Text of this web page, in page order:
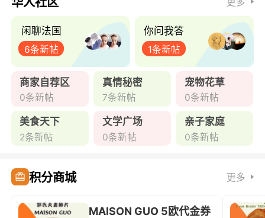
闲聊法国
6条新帖
你问我答
1条新帖
商家自荐区
0条新帖
真情秘密
7条新帖
宠物花草
0条新帖
美食天下
2条新帖
文学广场
0条新帖
亲子家庭
0条新帖
积分商城 更多
MAISON GUO 5欧代金券